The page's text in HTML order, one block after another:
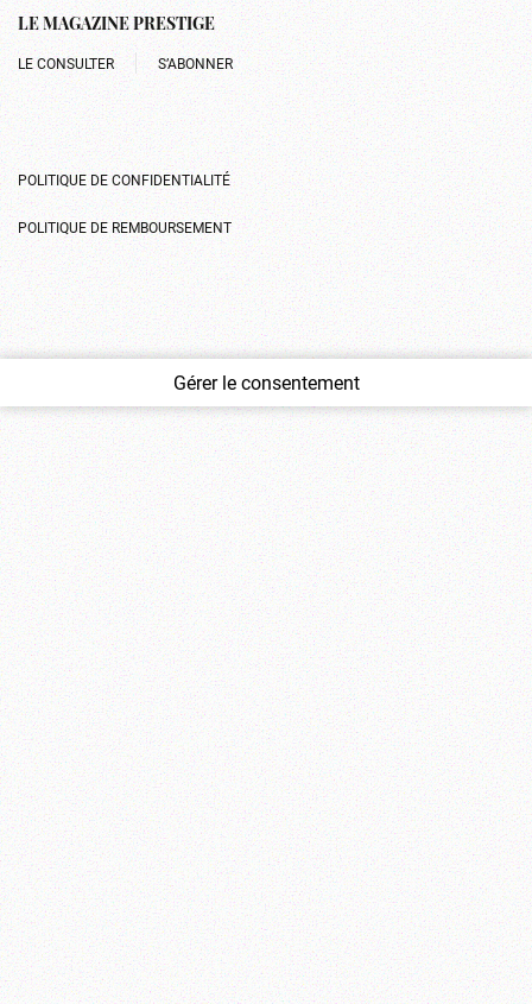
LE MAGAZINE PRESTIGE
LE CONSULTER S’ABONNER
POLITIQUE DE CONFIDENTIALITÉ
POLITIQUE DE REMBOURSEMENT
Gérer le consentement